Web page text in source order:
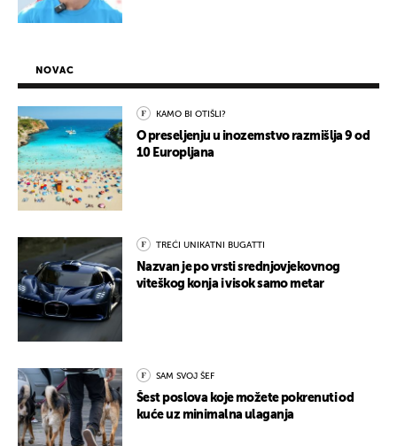
NOVAC
KAMO BI OTIŠLI?
O preseljenju u inozemstvo razmišlja 9 od
10 Europljana
TREĆI UNIKATNI BUGATTI
Nazvan je po vrsti srednjovjekovnog
viteškog konja i visok samo metar
SAM SVOJ ŠEF
Šest poslova koje možete pokrenuti od
kuće uz minimalna ulaganja